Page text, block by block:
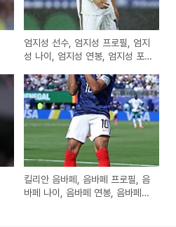
엄지성 선수, 엄지성 프로필, 엄지
성 나이, 엄지성 연봉, 엄지성 포
킬리안 음바페, 음바페 프로필, 음
바페 나이, 음바페 연봉, 음바페